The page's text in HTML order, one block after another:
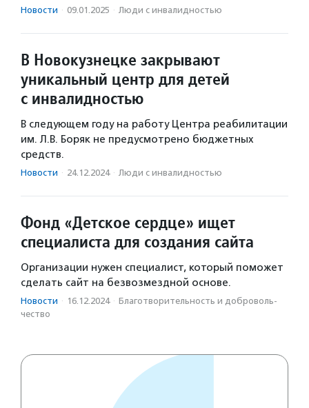
Новости · 09.01.2025 · Люди с инвалидностью
В Новокузнецке закрывают
уникальный центр для детей
с инвалидностью
В следующем году на работу Центра реабилитации
им. Л.В. Боряк не предусмотрено бюджетных
средств.
Новости · 24.12.2024 · Люди с инвалидностью
Фонд «Детское сердце» ищет
специалиста для создания сайта
Организации нужен специалист, который поможет
сделать сайт на безвозмездной основе.
Новости · 16.12.2024 · Благотвори­тель­ность и доброволь­
чест­во